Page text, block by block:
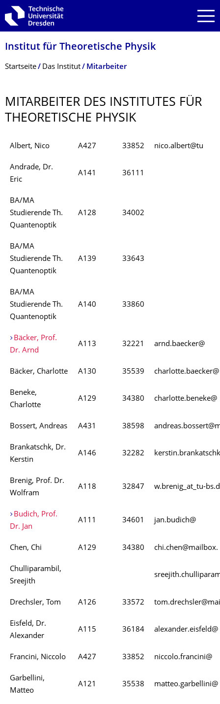
Zur Hauptnavigation springen
Zur Suche springen
Zum Inhalt springen
Institut für Theoretische Physik
Breadcrumb-Menü
Startseite Das Institut Mitarbeiter
MITARBEITER DES INSTITUTES FÜR
THEORETISCHE PHYSIK
Albert, Nico A427 33852 nico.albert@tu
Andrade, Dr.
Eric
A141 36111
BA/MA
Studierende Th.
Quantenoptik
A128 34002
BA/MA
Studierende Th.
Quantenoptik
A139 33643
BA/MA
Studierende Th.
Quantenoptik
A140 33860
Bäcker, Prof.
Dr. Arnd
A113 32221 arnd.baecker@
Bäcker, Charlotte A130 35539 charlotte.baecker@
Beneke,
Charlotte
A129 34380 charlotte.beneke@
Bossert, Andreas A431 38598
Brankatschk, Dr.
Kerstin
A146 32282
Brenig, Prof. Dr.
Wolfram
A118 32847 w.brenig_at_tu-
Budich, Prof.
Dr. Jan
A111 34601 jan.budich@
Chen, Chi A129 34380 chi.chen@mailbox.
Chulliparambil,
Sreejith
Drechsler, Tom A126 33572
Eisfeld, Dr.
Alexander
A115 36184 alexander.eisfeld@
Francini, Niccolo A427 33852 niccolo.francini@
Garbellini,
Matteo
A121 35538 matteo.garbellini@